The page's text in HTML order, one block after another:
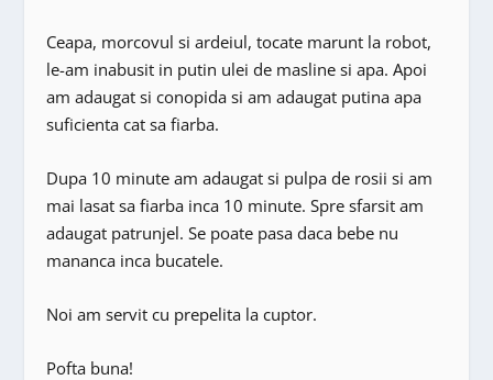
Ceapa, morcovul si ardeiul, tocate marunt la robot,
le-am inabusit in putin ulei de masline si apa. Apoi
am adaugat si conopida si am adaugat putina apa
suficienta cat sa fiarba.
Dupa 10 minute am adaugat si pulpa de rosii si am
mai lasat sa fiarba inca 10 minute. Spre sfarsit am
adaugat patrunjel. Se poate pasa daca bebe nu
mananca inca bucatele.
Noi am servit cu prepelita la cuptor.
Pofta buna!